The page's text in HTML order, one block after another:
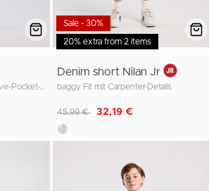
relaxed Fit im klassischen Five-Pocket-Style
20% extra from 2 items
Sale - 30%
Denim short Nilan Jr
baggy Fit mit Carpenter-Details
Reduziert von
45,99 € auf
32,19 €